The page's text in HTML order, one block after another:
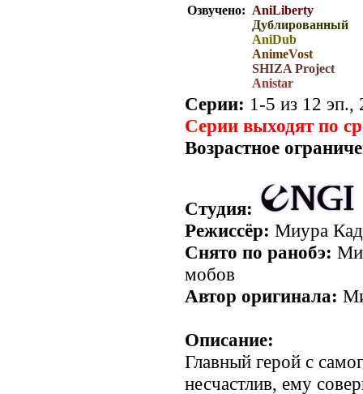
Озвучено: AniLiberty
Дублированный
AniDub
AnimeVost
SHIZA Project
Anistar
Серии: 1-5 из 12 эп.,
Серии выходят по
Возрастное
Студия:
Режиссёр: Миура
Снято по ранобэ:
мобов
Автор оригинала:
Описание:
Главный герой с
несчастлив, ему